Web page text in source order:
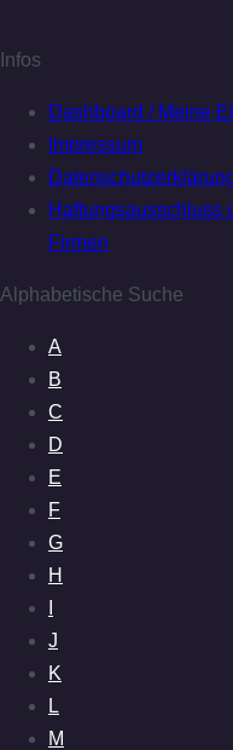
Infos
Dashboard / Meine
Impressum
Haftungsausschluss
Firmen
Alphabetische Suche
A
B
C
D
E
F
G
H
J
K
L
M